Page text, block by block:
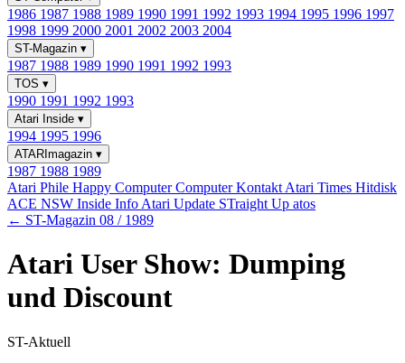
1986 1987 1988 1989 1990 1991 1992 1993 1994 1995 1996 1997
1998 1999 2000 2001 2002 2003 2004
ST-Magazin ▾
1987 1988 1989 1990 1991 1992 1993
TOS ▾
1990 1991 1992 1993
Atari Inside ▾
1994 1995 1996
ATARImagazin ▾
1987 1988 1989
Atari Phile Happy ComputerComputer Kontakt Atari Times Hitdisk
ACE NSW Inside Info Atari Update STraight Up atos
← ST-Magazin 08 / 1989
Atari User Show: Dumping
und Discount
ST-Aktuell